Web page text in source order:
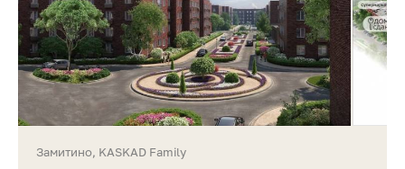
Замитино, KASKAD Family